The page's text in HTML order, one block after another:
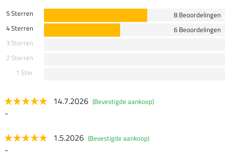
5 Sterren
8 Beoordelingen
4 Sterren
6 Beoordelingen
3 Sterren
2 Sterren
1 Ster
14.7.2026 (Bevestigde aankoop)
-
1.5.2026 (Bevestigde aankoop)
-